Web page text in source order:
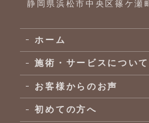
静岡県浜松市中央区篠ケ瀬
ホーム
施術・サービスについて
お客様からのお声
初めての方へ